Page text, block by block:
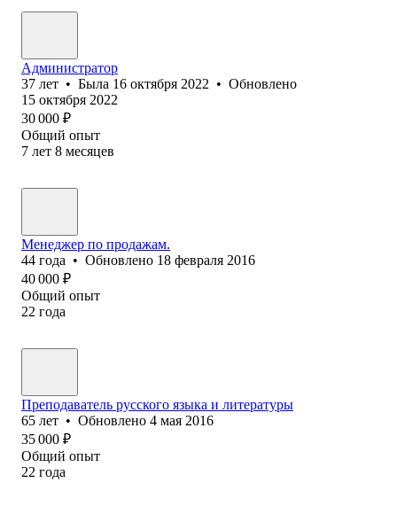
Администратор
37 лет • Была 16 октября 2022 • Обновлено
15 октября 2022
30 000 ₽
Общий опыт
7 лет 8 месяцев
Менеджер по продажам.
44 года • Обновлено 18 февраля 2016
40 000 ₽
Общий опыт
22 года
Преподаватель русского языка и литературы
65 лет • Обновлено 4 мая 2016
35 000 ₽
Общий опыт
22 года